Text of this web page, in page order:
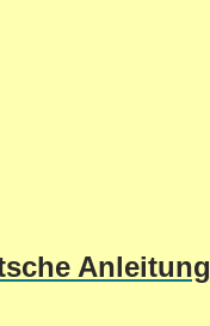
Anleitung